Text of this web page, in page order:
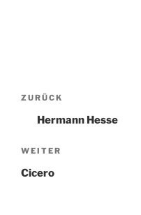
Beitragsnavigation
Vorheriger
Beitrag
ZURÜCK
Hermann Hesse
Nächster
Beitrag
WEITER
Cicero